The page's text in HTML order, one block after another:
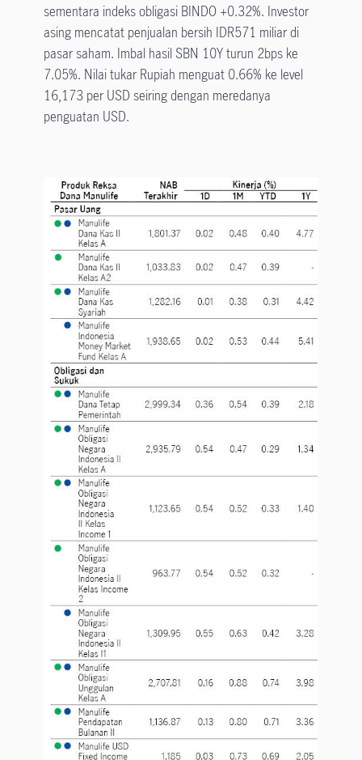
sementara indeks obligasi BINDO +0.32%. Investor
asing mencatat penjualan bersih IDR571 miliar di
pasar saham. Imbal hasil SBN 10Y turun 2bps ke
7.05%. Nilai tukar Rupiah menguat 0.66% ke level
16,173 per USD seiring dengan meredanya
penguatan USD.